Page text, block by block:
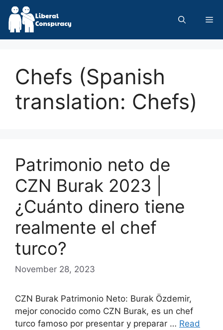
Skip
content
Chefs (Spanish
translation: Chefs)
Patrimonio neto de
CZN Burak 2023 |
¿Cuánto dinero tiene
realmente el chef
turco?
November 28, 2023
CZN Burak Patrimonio Neto: Burak Özdemir,
mejor conocido como CZN Burak, es un chef
turco famoso por presentar y preparar … Read